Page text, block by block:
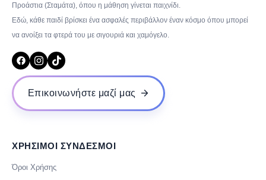
Προάστια (Σταμάτα), όπου η μάθηση γίνεται παιχνίδι.
Εδώ, κάθε παιδί βρίσκει ένα ασφαλές περιβάλλον έναν κόσμο όπου μπορεί
να ανοίξει τα φτερά του με σιγουριά και χαμόγελο.
Επικοινωνήστε μαζί μας
ΧΡΗΣΙΜΟΙ ΣΥΝΔΕΣΜΟΙ
Όροι Χρήσης